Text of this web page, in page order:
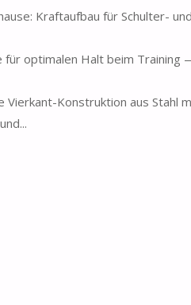
Kraftaufbau für Schulter-
für optimalen Halt beim
Vierkant-Konstruktion aus Stahl